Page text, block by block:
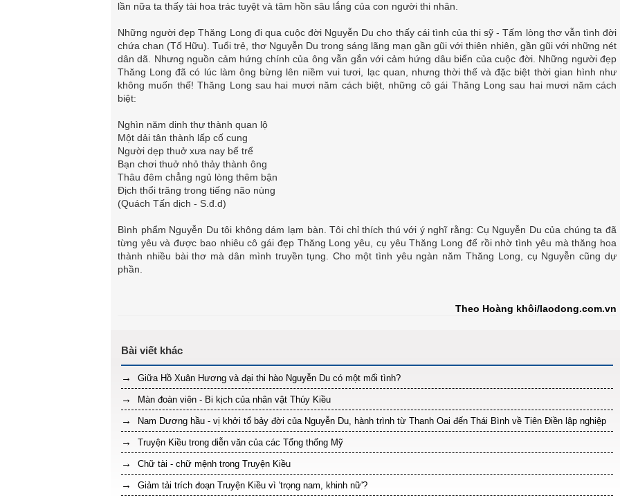
lần nữa ta thấy tài hoa trác tuyệt và tâm hồn sâu lắng của con người thi nhân.
Những người đẹp Thăng Long đi qua cuộc đời Nguyễn Du cho thấy cái tình của thi sỹ - Tấm lòng thơ vẫn tình đời
chứa chan (Tố Hữu). Tuổi trẻ, thơ Nguyễn Du trong sáng lãng mạn gần gũi với thiên nhiên, gần gũi với những nét
dân dã. Nhưng nguồn cảm hứng chính của ông vẫn gắn với cảm hứng dâu biển của cuộc đời. Những người đẹp
Thăng Long đã có lúc làm ông bừng lên niềm vui tươi, lạc quan, nhưng thời thế và đặc biệt thời gian hình như
không muốn thế! Thăng Long sau hai mươi năm cách biệt, những cô gái Thăng Long sau hai mươi năm cách
biệt:
Nghìn năm dinh thự thành quan lộ
Một dải tân thành lấp cố cung
Người dẹp thuở xưa nay bế trể
Bạn chơi thuở nhỏ thảy thành ông
Thâu đêm chẳng ngủ lòng thêm bận
Địch thổi trăng trong tiếng não nùng
(Quách Tấn dịch - S.đ.d)
Bình phẩm Nguyễn Du tôi không dám lạm bàn. Tôi chỉ thích thú với ý nghĩ rằng: Cụ Nguyễn Du của chúng ta đã
từng yêu và được bao nhiêu cô gái đẹp Thăng Long yêu, cụ yêu Thăng Long để rồi nhờ tình yêu mà thăng hoa
thành nhiều bài thơ mà dân mình truyền tụng. Cho một tình yêu ngàn năm Thăng Long, cụ Nguyễn cũng dự
phần.
Theo Hoàng khôi/laodong.com.vn
Giữa Hồ Xuân Hương và đại thi hào Nguyễn Du có một mối tình?
Màn đoàn viên - Bi kịch của nhân vật Thúy Kiều
Nam Dương hầu - vị khởi tổ bảy đời của Nguyễn Du, hành trình từ Thanh Oai đến Thái Bình về Tiên Điền lập nghiệp
Truyện Kiều trong diễn văn của các Tổng thống Mỹ
Chữ tài - chữ mệnh trong Truyện Kiều
Giảm tải trích đoạn Truyện Kiều vì 'trọng nam, khinh nữ'?